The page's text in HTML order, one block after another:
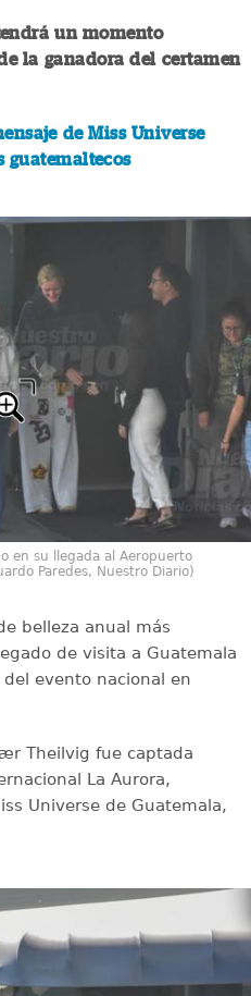
un momento
la ganadora del certamen
de Miss Universe
en su llegada al Aeropuerto
Paredes, Nuestro Diario)
belleza anual más
de visita a Guatemala
evento nacional en
Theilvig fue captada
La Aurora,
Universe de Guatemala,